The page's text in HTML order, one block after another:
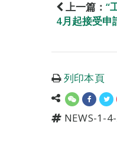
上一篇： “
4月起接受申
列印本頁
NEWS-1-